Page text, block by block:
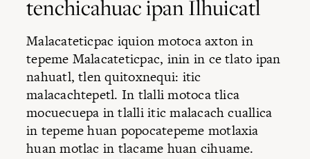
tenchicahuac ipan Ilhuicatl
Malacateticpac iquion motoca axton in
tepeme Malacateticpac, inin in ce tlato ipan
nahuatl, tlen quitoxnequi: itic
malacachtepetl. In tlalli motoca tlica
mocuecuepa in tlalli itic malacach cuallica
in tepeme huan popocatepeme motlaxia
huan motlac in tlacame huan cihuame.